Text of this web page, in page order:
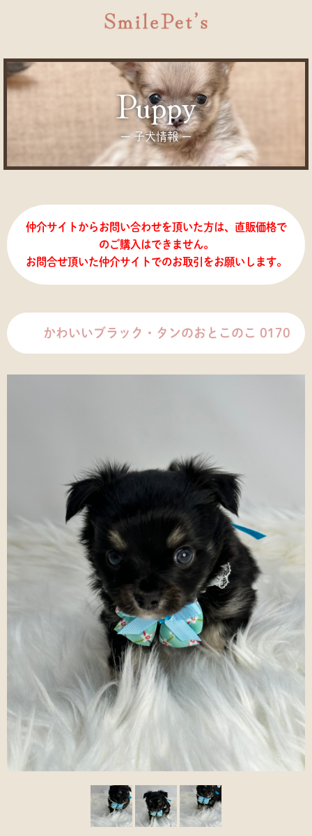
puppy
ー 子犬情報 ー
仲介サイトからお問い合わせを頂いた方は、直販価格で
のご購入はできません。
お問合せ頂いた仲介サイトでのお取引をお願いします。
かわいいブラック・タンのおとこのこ 0170